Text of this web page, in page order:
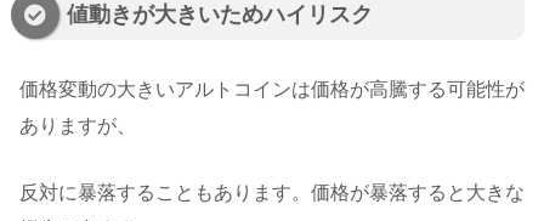
値動きが大きいためハイリスク
価格変動の大きいアルトコインは価格が高騰する可能性が
ありますが、
反対に暴落することもあります。価格が暴落すると大きな